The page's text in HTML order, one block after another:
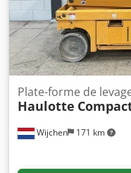
extérieures) : 1640 mm
Wijchen 171 km
Plate-forme de
Haulotte